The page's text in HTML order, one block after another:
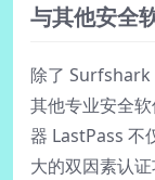
与其他安全
除了 Surfshark
其他专业安全
器 LastPass 不
大的双因素认